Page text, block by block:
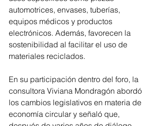
automotrices, envases, tuberías,
equipos médicos y productos
electrónicos. Además, favorecen la
sostenibilidad al facilitar el uso de
materiales reciclados.
En su participación dentro del foro, la
consultora Viviana Mondragón abordó
los cambios legislativos en materia de
economía circular y señaló que,